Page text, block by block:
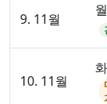
9. 11월
10. 11월